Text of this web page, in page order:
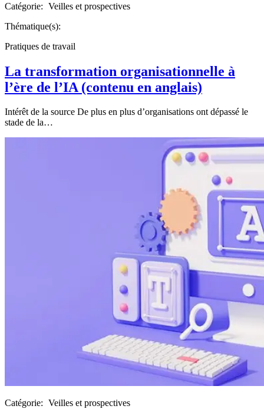
Catégorie: Veilles et prospectives
Thématique(s):
Pratiques de travail
La transformation organisationnelle à
l’ère de l’IA (contenu en anglais)
Intérêt de la source De plus en plus d’organisations ont dépassé le
stade de la…
Catégorie: Veilles et prospectives